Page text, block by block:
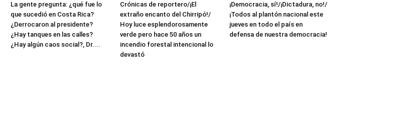
La gente pregunta: ¿qué fue lo
que sucedió en Costa Rica?
¿Derrocaron al presidente?
¿Hay tanques en las calles?
¿Hay algún caos social?, Dr....
Crónicas de reportero/¡El
extraño encanto del Chirripó!/
Hoy luce esplendorosamente
verde pero hace 50 años un
incendio forestal intencional lo
devastó
¡Democracia, sí!/¡Dictadura, no!/
¡Todos al plantón nacional este
jueves en todo el país en
defensa de nuestra democracia!